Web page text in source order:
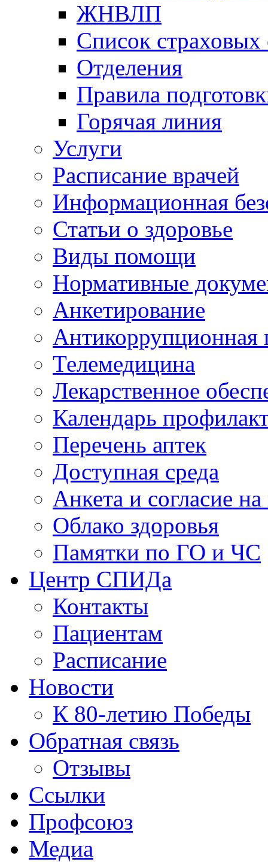
ЖНВЛП
Список страховых
Отделения
Правила
Горячая линия
Услуги
Расписание врачей
Информационная
Статьи о здоровье
Виды помощи
Нормативные
Анкетирование
Антикоррупционная
Телемедицина
Лекарственное
Календарь
Перечень аптек
Доступная среда
Анкета и согласие
Облако здоровья
Памятки по ГО и ЧС
Центр СПИДа
Контакты
Пациентам
Расписание
Новости
К 80-летию Победы
Обратная связь
Отзывы
Ссылки
Профсоюз
Медиа